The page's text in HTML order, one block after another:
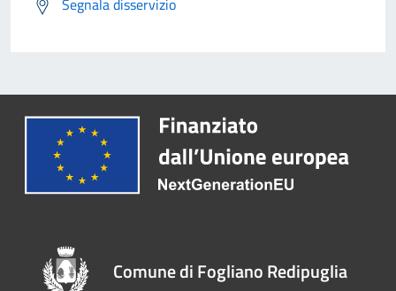
Segnala disservizio
Comune di Fogliano Redipuglia